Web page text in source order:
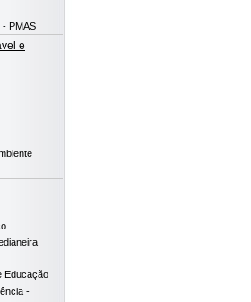
- PMAS
e
Educação
-